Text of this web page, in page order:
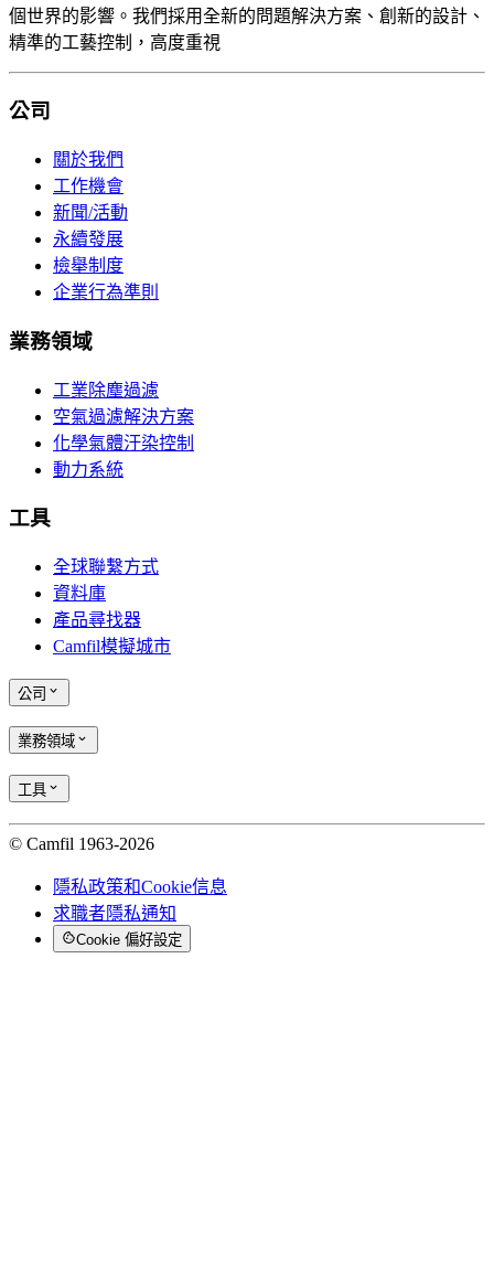
個世界的影響。我們採用全新的問題解決方案、創新的設計、
精準的工藝控制，高度重視
公司
關於我們
工作機會
新聞/活動
永續發展
檢舉制度
企業行為準則
業務領域
工業除塵過濾
空氣過濾解決方案
化學氣體汙染控制
動力系統
工具
全球聯繫方式
資料庫
產品尋找器
Camfil模擬城市
公司
業務領域
工具
© Camfil 1963-2026
隱私政策和Cookie信息
求職者隱私通知
Cookie 偏好設定